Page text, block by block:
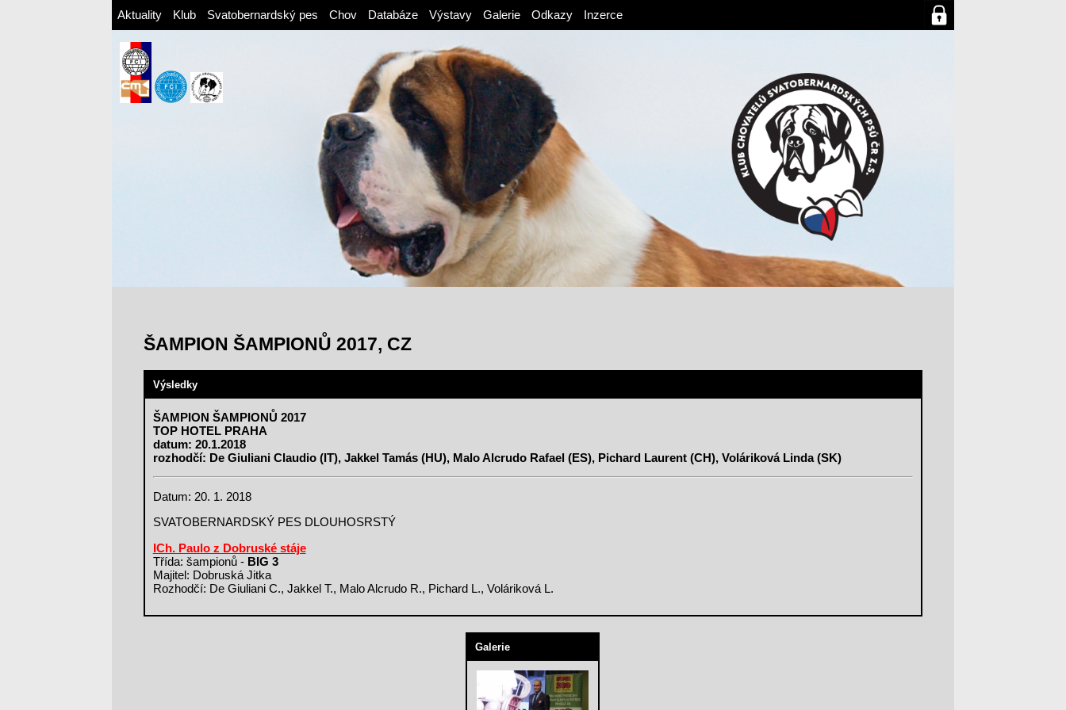
Aktuality Klub Svatobernardský pes Chov Databáze Výstavy Galerie Odkazy Inzerce
ŠAMPION ŠAMPIONŮ 2017, CZ
Výsledky
ŠAMPION ŠAMPIONŮ 2017
TOP HOTEL PRAHA
datum: 20.1.2018
rozhodčí: De Giuliani Claudio (IT), Jakkel Tamás (HU), Malo Alcrudo Rafael (ES), Pichard Laurent (CH), Voláriková Linda (SK)
Datum: 20. 1. 2018
SVATOBERNARDSKÝ PES DLOUHOSRSTÝ
ICh. Paulo z Dobruské stáje
Třída: šampionů - BIG 3
Majitel: Dobruská Jitka
Rozhodčí: De Giuliani C., Jakkel T., Malo Alcrudo R., Pichard L., Voláriková L.
Galerie